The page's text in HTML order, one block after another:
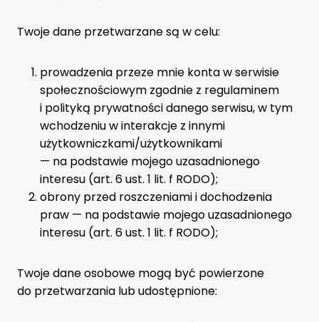
Twoje dane przetwarzane są w celu:
prowadzenia przeze mnie konta w serwisie
społecznościowym zgodnie z regulaminem
i polityką prywatności danego serwisu, w tym
wchodzeniu w interakcje z innymi
użytkowniczkami/użytkownikami
— na podstawie mojego uzasadnionego
interesu (art. 6 ust. 1 lit. f RODO);
obrony przed roszczeniami i dochodzenia
praw — na podstawie mojego uzasadnionego
interesu (art. 6 ust. 1 lit. f RODO);
Twoje dane osobowe mogą być powierzone
do przetwarzania lub udostępnione: